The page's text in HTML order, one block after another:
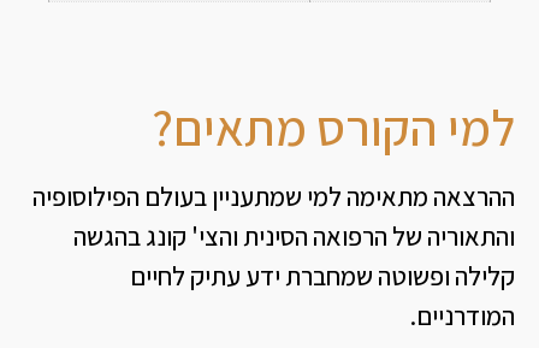
למי הקורס מתאים?
ההרצאה מתאימה למי שמתעניין בעולם הפילוסופיה
והתאוריה של הרפואה הסינית והצי' קונג בהגשה
קלילה ופשוטה שמחברת ידע עתיק לחיים
המודרניים.